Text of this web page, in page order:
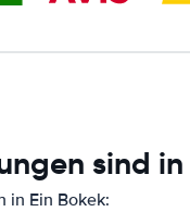
sind
in Ein Bokek: